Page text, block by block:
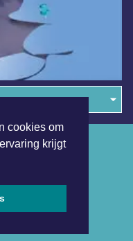
cookies om
krijgt